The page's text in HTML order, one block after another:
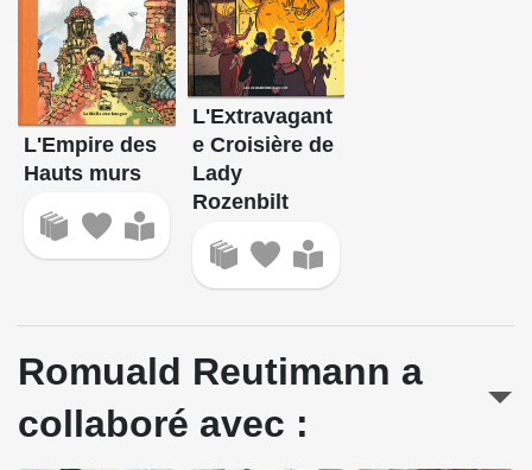
L'Empire des
Hauts murs
L'Extravagant
e Croisière de
Lady
Rozenbilt
Romuald Reutimann a
collaboré avec :